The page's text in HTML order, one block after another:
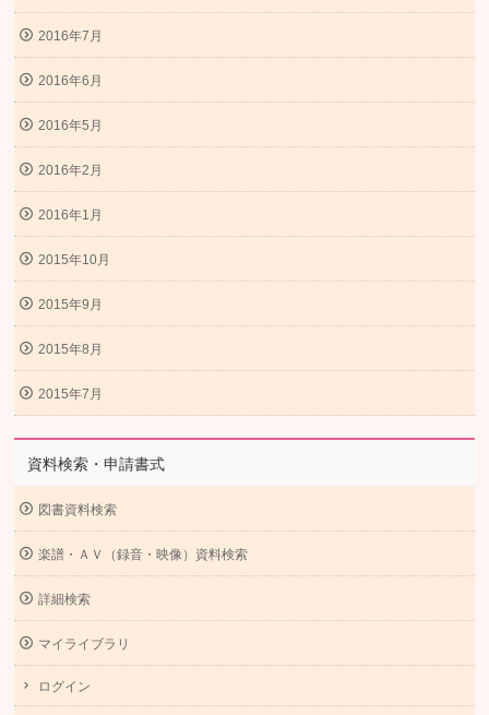
2016年7月
2016年6月
2016年5月
2016年2月
2016年1月
2015年10月
2015年9月
2015年8月
2015年7月
資料検索・申請書式
図書資料検索
楽譜・ＡＶ（録音・映像）資料検索
詳細検索
マイライブラリ
ログイン